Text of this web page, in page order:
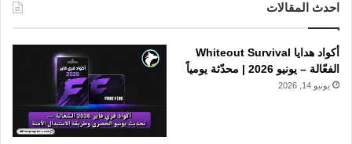
احدث المقالات
أكواد هدايا Whiteout Survival
الفعّالة – يونيو 2026 | محدّثة يومياً
يونيو 14, 2026